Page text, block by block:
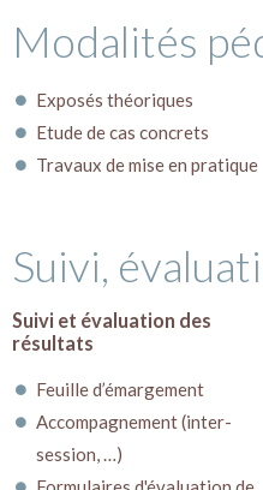
Modalités
Exposés théoriques
Etude de cas concrets
Travaux de mise en pratique
Suivi,
Suivi et évaluation des
résultats
Feuille d’émargement
Accompagnement (inter-
session, …)